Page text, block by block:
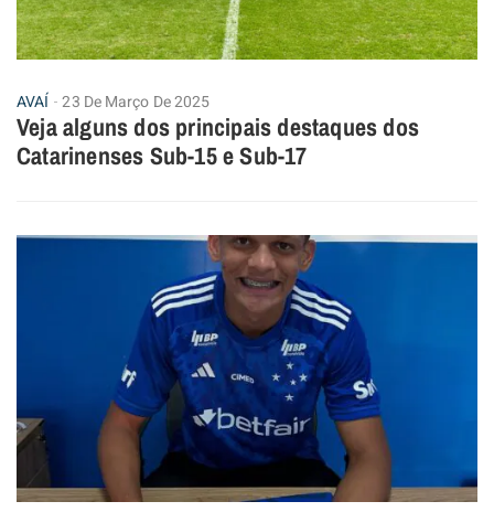
AVAÍ 23 De Março De 2025
Veja alguns dos principais destaques dos
Catarinenses Sub-15 e Sub-17